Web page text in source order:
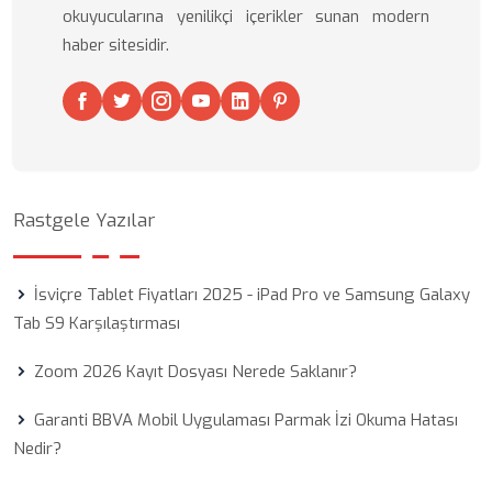
okuyucularına yenilikçi içerikler sunan modern
haber sitesidir.
Rastgele Yazılar
İsviçre Tablet Fiyatları 2025 - iPad Pro ve Samsung Galaxy
Tab S9 Karşılaştırması
Zoom 2026 Kayıt Dosyası Nerede Saklanır?
Garanti BBVA Mobil Uygulaması Parmak İzi Okuma Hatası
Nedir?